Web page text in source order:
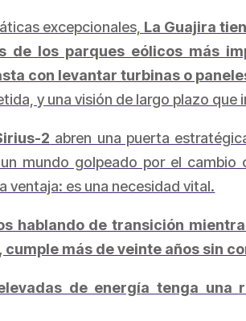
excepcionales, La Guajira
de los parques eólicos más
con levantar turbinas o
y una visión de largo plazo que
2 abren una puerta
un mundo golpeado por el
ventaja: es una necesidad vital.
hablando de transición
más de veinte años sin
de energía tenga una